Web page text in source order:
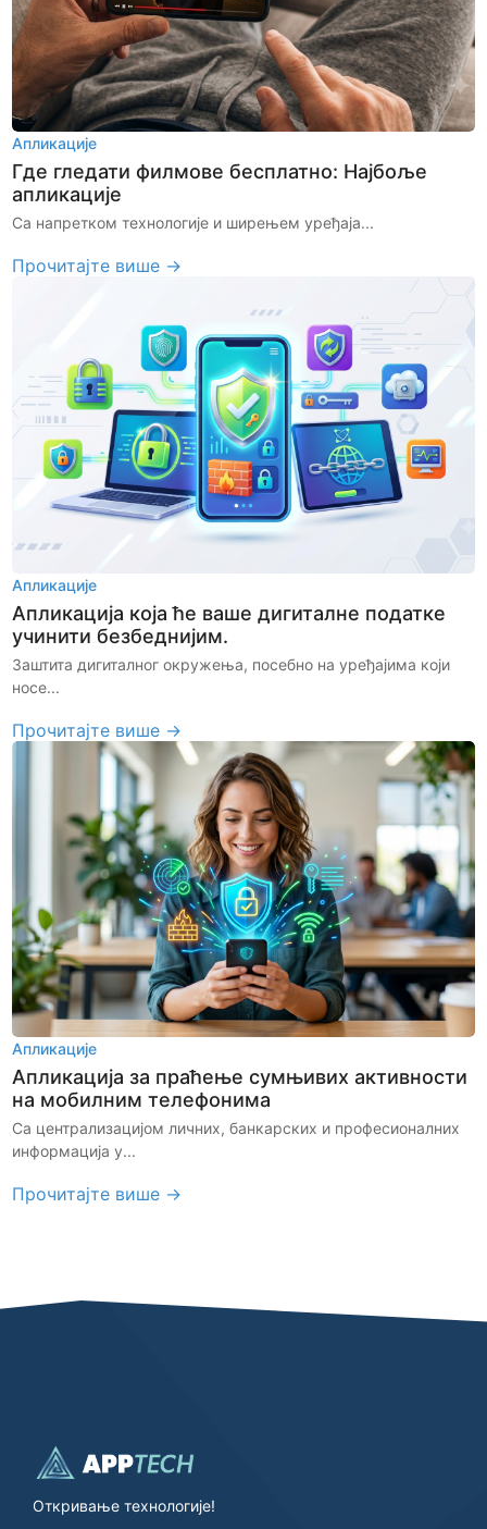
Апликације
Где гледати филмове бесплатно: Најбоље
апликације
Са напретком технологије и ширењем уређаја...
Прочитајте више →
Апликације
Апликација која ће ваше дигиталне податке
учинити безбеднијим.
Заштита дигиталног окружења, посебно на уређајима који
носе...
Прочитајте више →
Апликације
Апликација за праћење сумњивих активности
на мобилним телефонима
Са централизацијом личних, банкарских и професионалних
информација у...
Прочитајте више →
Откривање технологије!